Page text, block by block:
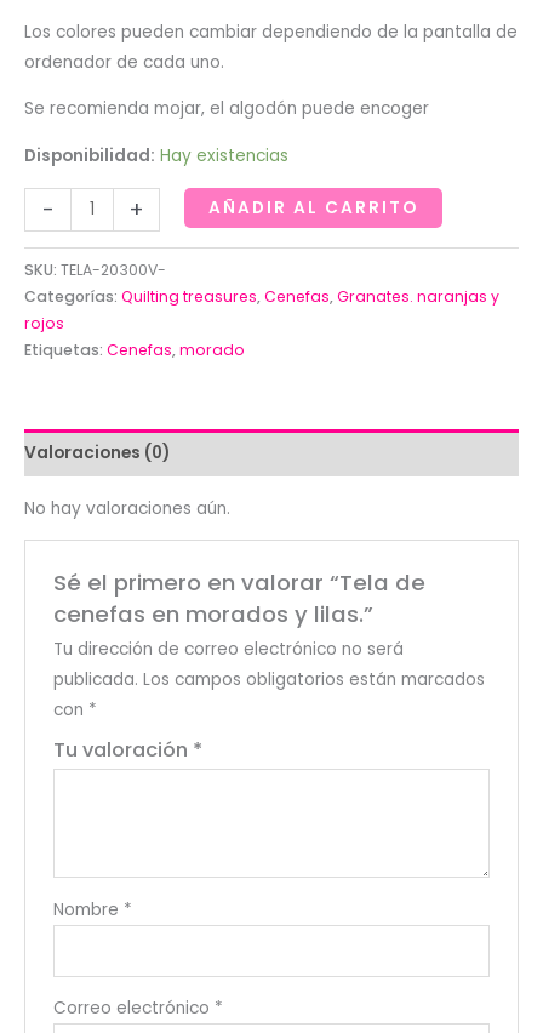
Los colores pueden cambiar dependiendo de la pantalla de
ordenador de cada uno.
Se recomienda mojar, el algodón puede encoger
Disponibilidad: Hay existencias
-
de
cenefas
en
morados
y
+ AÑADIR AL CARRITO
SKU: TELA-20300V-
Categorías: Quilting treasures,Cenefas,Granates. naranjas y
rojos
Etiquetas: Cenefas,morado
Valoraciones (0)
No hay valoraciones aún.
Sé el primero en valorar “Tela de
cenefas en morados y lilas.”
Tu dirección de correo electrónico no será
publicada. Los campos obligatorios están marcados
con *
Tu valoración *
Nombre *
Correo electrónico *